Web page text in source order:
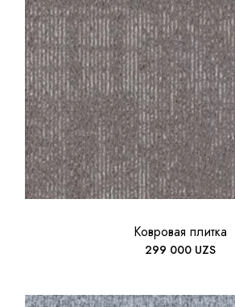
Ковровая плитка
299 000 UZS